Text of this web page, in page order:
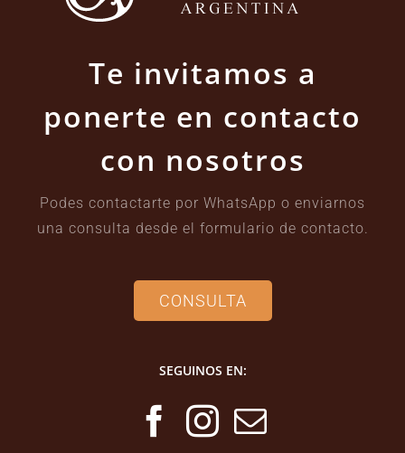
Te invitamos a
ponerte en contacto
con nosotros
Podes contactarte por WhatsApp o enviarnos
una consulta desde el formulario de contacto.
CONSULTA
SEGUINOS EN: